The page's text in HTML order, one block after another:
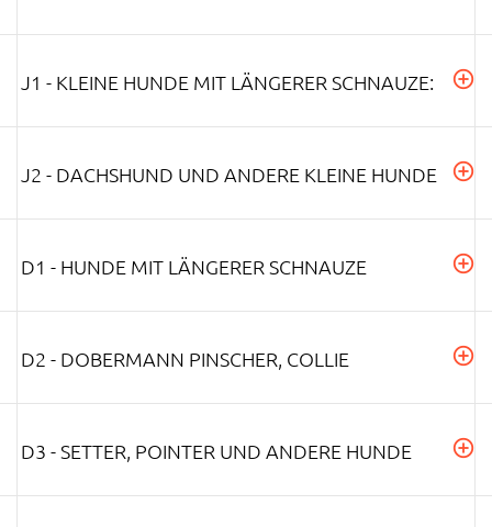
J1 - KLEINE HUNDE MIT LÄNGERER SCHNAUZE:
J2 - DACHSHUND UND ANDERE KLEINE HUNDE
D1 - HUNDE MIT LÄNGERER SCHNAUZE
D2 - DOBERMANN PINSCHER, COLLIE
D3 - SETTER, POINTER UND ANDERE HUNDE